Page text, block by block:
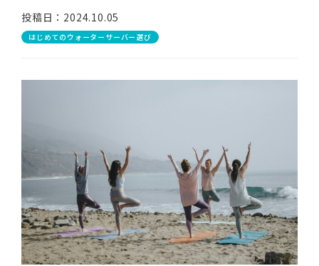
マイページログイン
投稿日：2024.10.05
はじめてのウォーターサーバー選び